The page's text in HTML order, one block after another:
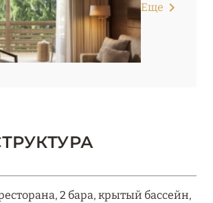
Еще
2 бара, крытый бассейн,